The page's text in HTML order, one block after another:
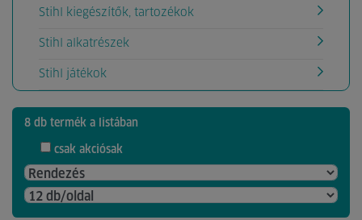
Stihl kiegészítők, tartozékok
Stihl alkatrészek
Stihl játékok
8 db termék a listában
csak akciósak